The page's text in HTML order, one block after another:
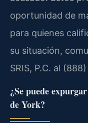
oportunidad de
para quienes
su situación,
SRIS, P.C. al
¿Se puede
de York?